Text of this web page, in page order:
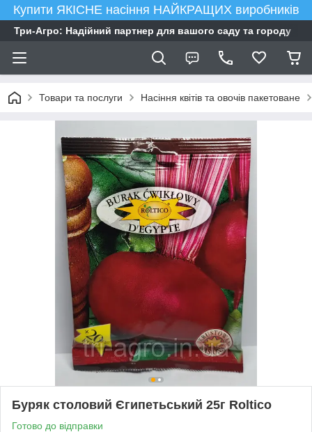
Купити ЯКІСНЕ насіння НАЙКРАЩИХ виробників
Три-Агро: Надійний партнер для вашого саду та городу
Товари та послуги Насіння квітів та овочів пакетоване
Буряк столовий Єгипетьський 25г Roltico
Готово до відправки